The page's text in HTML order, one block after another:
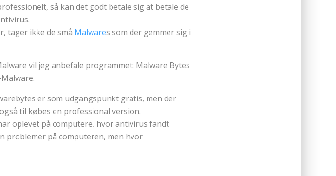
så kan det godt betale sig at betale de
tager ikke de små Malwares som der gemmer sig i
vil jeg anbefale programmet: Malware Bytes
er som udgangspunkt gratis, men der
til købes en professional version.
oplevet på computere, hvor antivirus fandt
problemer på computeren, men hvor